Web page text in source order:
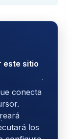
este sitio
conecta
los